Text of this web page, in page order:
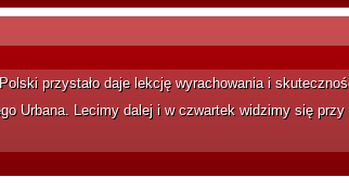
przystało daje lekcję wyrachowania i
Urbana. Lecimy dalej i w czwartek widzimy się